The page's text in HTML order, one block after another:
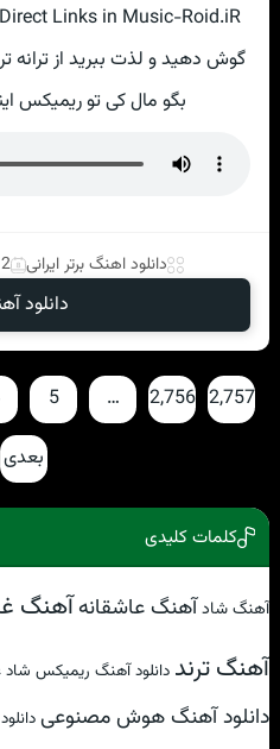
Links in Music-Roid.iR
گوش دهید و لذت ببرید از ترانه
بگو مال کی تو ریمیکس
دانلود اهنگ برتر ایرانی 12
دانلود
5 … 2,756 2,757
بعدی
کلمات کلیدی
آهنگ شادآهنگ عاشقانهآهنگ
آهنگ ترند دانلود آهنگ ریمیکس شاد
دانلود آهنگ هوش مصنوعی